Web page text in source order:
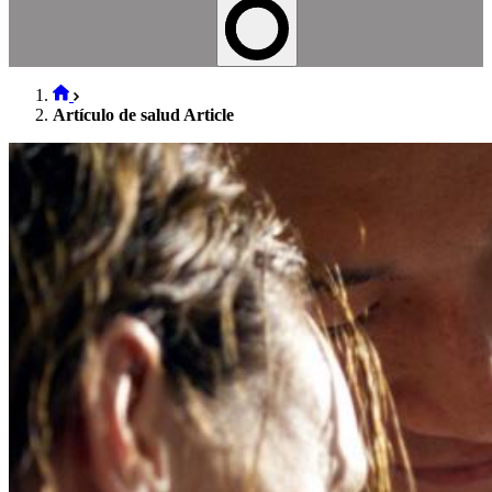
Artículo de salud Article